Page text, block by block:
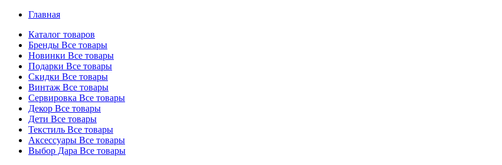
Главная
Каталог товаров
Бренды Все товары
Новинки Все товары
Подарки Все товары
Скидки Все товары
Винтаж Все товары
Сервировка Все товары
Декор Все товары
Дети Все товары
Текстиль Все товары
Аксессуары Все товары
Выбор Дара Все товары